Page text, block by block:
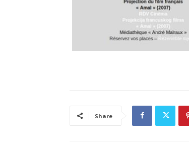
Share